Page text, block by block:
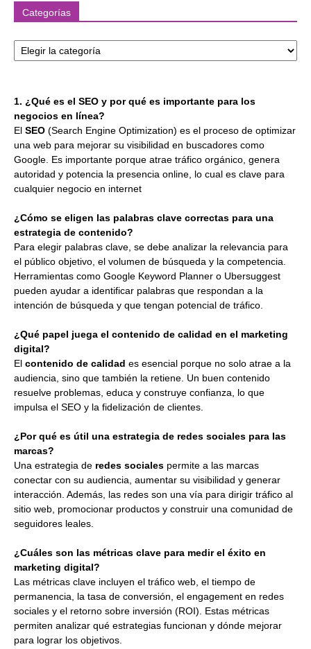
Categorías
Categorías
1. ¿Qué es el SEO y por qué es importante para los
negocios en línea?
El SEO (Search Engine Optimization) es el proceso de optimizar
una web para mejorar su visibilidad en buscadores como
Google. Es importante porque atrae tráfico orgánico, genera
autoridad y potencia la presencia online, lo cual es clave para
cualquier negocio en internet
¿Cómo se eligen las palabras clave correctas para una
estrategia de contenido?
Para elegir palabras clave, se debe analizar la relevancia para
el público objetivo, el volumen de búsqueda y la competencia.
Herramientas como Google Keyword Planner o Ubersuggest
pueden ayudar a identificar palabras que respondan a la
intención de búsqueda y que tengan potencial de tráfico.
¿Qué papel juega el contenido de calidad en el marketing
digital?
El contenido de calidad es esencial porque no solo atrae a la
audiencia, sino que también la retiene. Un buen contenido
resuelve problemas, educa y construye confianza, lo que
impulsa el SEO y la fidelización de clientes.
¿Por qué es útil una estrategia de redes sociales para las
marcas?
Una estrategia de redes sociales permite a las marcas
conectar con su audiencia, aumentar su visibilidad y generar
interacción. Además, las redes son una vía para dirigir tráfico al
sitio web, promocionar productos y construir una comunidad de
seguidores leales.
¿Cuáles son las métricas clave para medir el éxito en
marketing digital?
Las métricas clave incluyen el tráfico web, el tiempo de
permanencia, la tasa de conversión, el engagement en redes
sociales y el retorno sobre inversión (ROI). Estas métricas
permiten analizar qué estrategias funcionan y dónde mejorar
para lograr los objetivos.